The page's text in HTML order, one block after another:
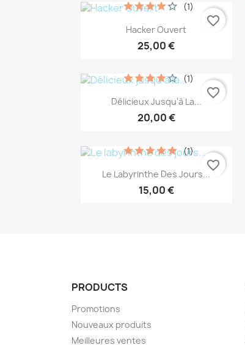
Aperçu rapide
Hacker Ouvert
25,00 €
(1)
favorite_border
Aperçu rapide
Délicieux Jusqu'à La...
20,00 €
(1)
favorite_border
Aperçu rapide
Le Labyrinthe Des Jours...
15,00 €
(1)
favorite_border
PRODUCTS
Promotions
Nouveaux produits
Meilleures ventes